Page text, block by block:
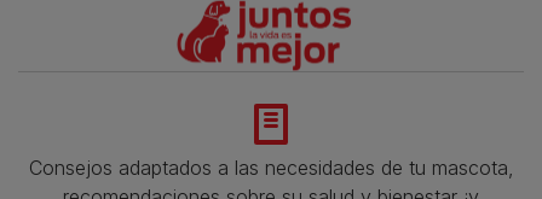
Consejos adaptados a las necesidades de tu mascota,